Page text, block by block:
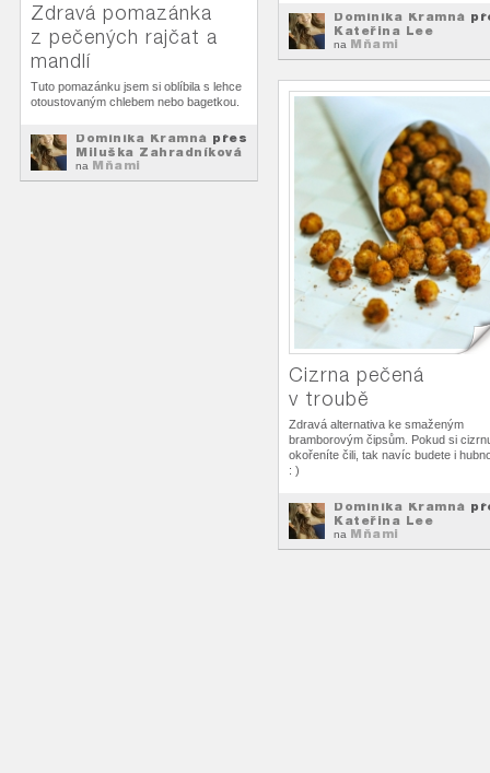
Dominika Kramná
Kateřina Lee
na Mňami
Zdravá pomazánka
z pečených rajčat a
mandlí
Tuto pomazánku jsem si oblíbila s lehce
otoustovaným chlebem nebo bagetkou.
Dominika Kramná přes
Miluška Zahradníková
na Mňami
Cizrna pečená
v troubě
Zdravá alternativa ke smaženým
bramborovým čipsům. Pokud si
okořeníte čili, tak navíc budete i
: )
Dominika Kramná
Kateřina Lee
na Mňami